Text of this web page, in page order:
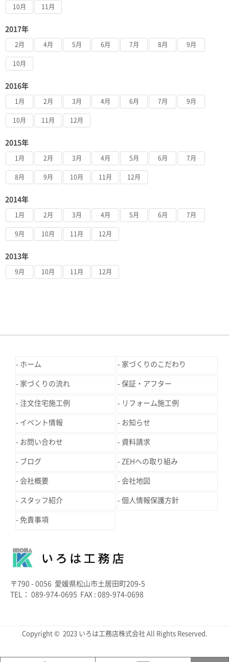
10月 11月
2017年
2月 4月 5月 6月 7月 8月 9月
10月
2016年
1月 2月 3月 4月 6月 7月 9月
10月 11月 12月
2015年
1月 2月 3月 4月 5月 6月 7月
8月 9月 10月 11月 12月
2014年
1月 2月 3月 4月 5月 6月 7月
9月 10月 11月 12月
2013年
9月 10月 11月 12月
ホーム 家づくりのこだわり
家づくりの流れ 保証・アフター
注文住宅施工例 リフォーム施工例
イベント情報 お知らせ
お問い合わせ 資料請求
ブログ ZEHへの取り組み
会社概要 会社地図
スタッフ紹介 個人情報保護方針
免責事項
〒790 - 0056 愛媛県松山市土居田町209-5
TEL： 089-974-0695 FAX : 089-974-0698
Copyright © 2023 いろは工務店株式会社 All Rights Reserved.